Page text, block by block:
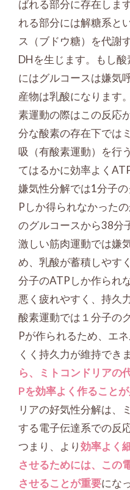
ばれる部分に存在しま
れる部分には解糖系と
ス（ブドウ糖）を代謝
DHを生じます。もし
にはグルコースは嫌気
産物は乳酸になります
素運動の際はこの反応
分な酸素の存在下では
吸（有酸素運動）を行
てはるかに効率よく
嫌気性分解では1分子
Pしか得られなかった
のグルコースから38分
激しい筋肉運動では嫌
め、乳酸が蓄積しやす
分子のATPしか作られ
悪く疲れやすく、持久
酸素運動では１分子の
Pが作られるため、エ
くく持久力が維持できま
ら、ミトコンドリアの
Pを効率よく作ること
リアの好気性分解は、
する電子伝達系での反
つまり、より効率よく
させるためには、この
させることが重要にな